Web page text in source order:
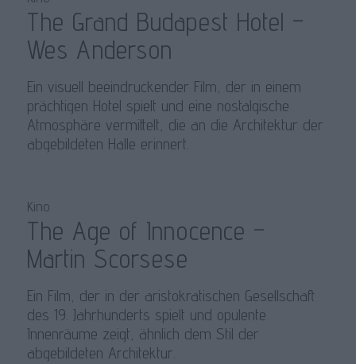
The Grand Budapest Hotel –
Wes Anderson
Ein visuell beeindruckender Film, der in einem
prächtigen Hotel spielt und eine nostalgische
Atmosphäre vermittelt, die an die Architektur der
abgebildeten Halle erinnert.
Kino
The Age of Innocence –
Martin Scorsese
Ein Film, der in der aristokratischen Gesellschaft
des 19. Jahrhunderts spielt und opulente
Innenräume zeigt, ähnlich dem Stil der
abgebildeten Architektur.